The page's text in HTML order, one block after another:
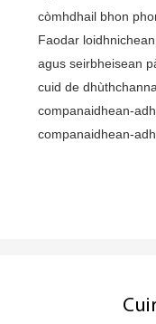
còmhdhail bhon
Faodar
agus seirbheisean
cuid de
companaidhean-
companaidhean-